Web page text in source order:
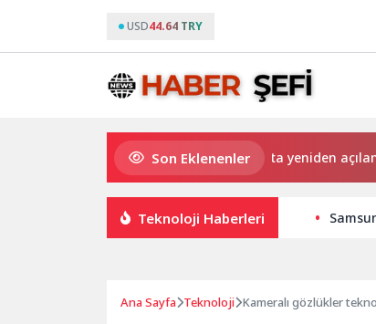
USD44.64 TRY
Son Eklenenler
Saadet Mirci Semt Merkezi hayata yeniden açılan
Teknoloji Haberleri
Ana Sayfa Teknoloji Kameralı gözlükler